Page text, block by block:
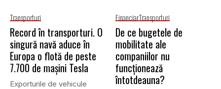
Transporturi
Record în transporturi. O
singură navă aduce în
Europa o flotă de peste
7.700 de mașini Tesla
Exporturile de vehicule
FinanciarTransporturi
De ce bugetele de
mobilitate ale
companiilor nu
funcționează
întotdeauna?